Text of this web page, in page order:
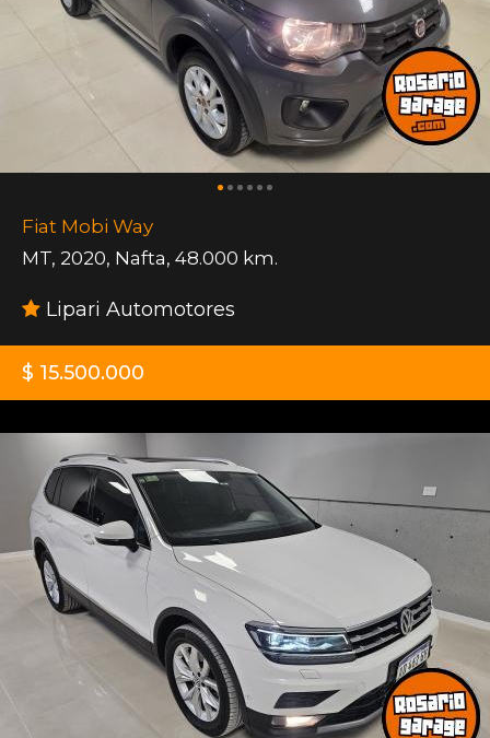
Fiat Mobi Way
MT, 2020, Nafta, 48.000 km.
Lipari Automotores
$ 15.500.000